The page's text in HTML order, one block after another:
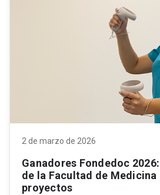
2 de marzo de 2026
Ganadores Fondedoc
de la Facultad de Medicina
proyectos